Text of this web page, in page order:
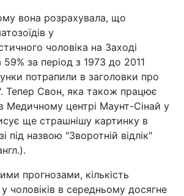
вона розрахувала, що
у
чоловіка на Заході
за період з 1973 до 2011
потрапили в заголовки про
Тепер Свон, яка також працює
Медичному центрі Маунт-Сінай у
ще страшнішу картинку в
під назвою "Зворотній відлік"
прогнозами, кількість
чоловіків в середньому досягне